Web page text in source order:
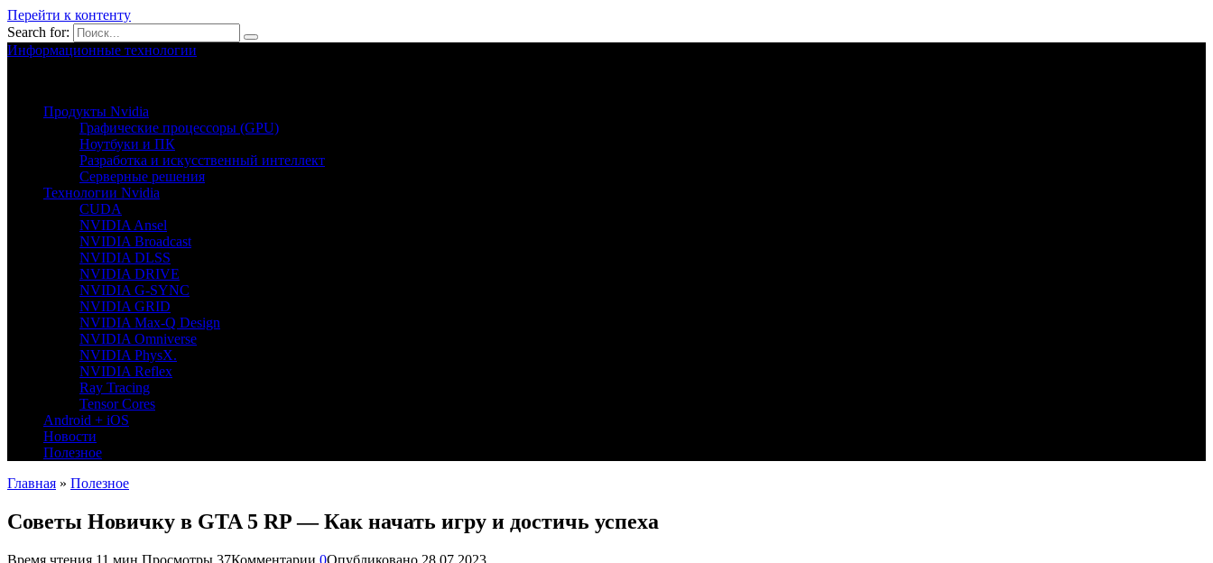
Перейти к контенту
Search for:
Информационные технологии
Продукты Nvidia
Графические процессоры (GPU)
Ноутбуки и ПК
Разработка и искусственный интеллект
Серверные решения
Технологии Nvidia
CUDA
NVIDIA Ansel
NVIDIA Broadcast
NVIDIA DLSS
NVIDIA DRIVE
NVIDIA G-SYNC
NVIDIA GRID
NVIDIA Max-Q Design
NVIDIA Omniverse
NVIDIA PhysX.
NVIDIA Reflex
Ray Tracing
Tensor Cores
Android + iOS
Новости
Полезное
Главная » Полезное
Советы Новичку в GTA 5 RP — Как начать игру и достичь успеха
Время чтения 11 мин.Просмотры 37Комментарии 0Опубликовано 28.07.2023